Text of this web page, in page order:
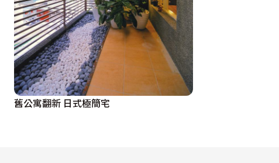
舊公寓翻新 日式極簡宅